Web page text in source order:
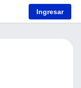
Ingresar